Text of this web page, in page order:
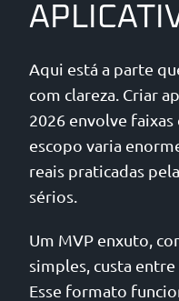
Aqui está a parte
com clareza. Criar
2026 envolve
escopo varia
reais praticadas
sérios.
Um MVP enxuto,
simples, custa entre
Esse formato